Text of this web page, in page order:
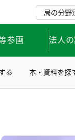
局の分野
参画 法人
る 本・資料を探